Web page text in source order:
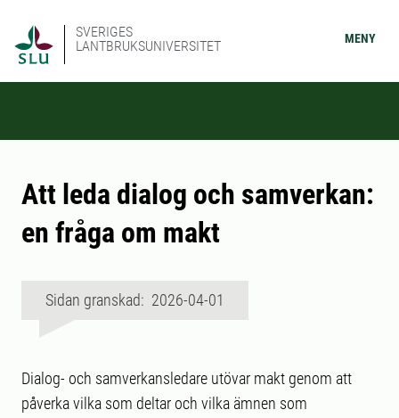
SVERIGES
LANTBRUKSUNIVERSITET
MENY
Att leda dialog och samverkan:
en fråga om makt
Sidan granskad: 2026-04-01
Dialog- och samverkansledare utövar makt genom att
påverka vilka som deltar och vilka ämnen som